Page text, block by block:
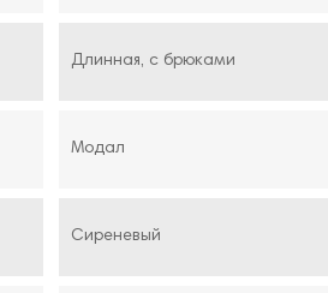
Длинная, с брюками
Модал
Сиреневый